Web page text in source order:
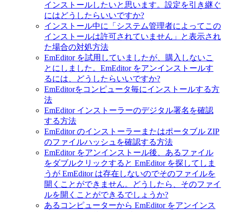
インストールしたいと思います。設定を引き継ぐ
にはどうしたらいいですか?
インストール中に「システム管理者によってこの
インストールは許可されていません」と表示され
た場合の対処方法
EmEditor を試用していましたが、購入しないこ
とにしました。EmEditor をアンインストールす
るには、どうしたらいいですか?
EmEditorをコンピュータ毎にインストールする方
法
EmEditor インストーラーのデジタル署名を確認
する方法
EmEditor のインストーラーまたはポータブル ZIP
のファイルハッシュを確認する方法
EmEditor をアンインストール後、あるファイル
をダブルクリックすると EmEditor を探してしま
うが EmEditor は存在しないのでそのファイルを
開くことができません。どうしたら、そのファイ
ルを開くことができるでしょうか?
あるコンピューターから EmEditor をアンインス